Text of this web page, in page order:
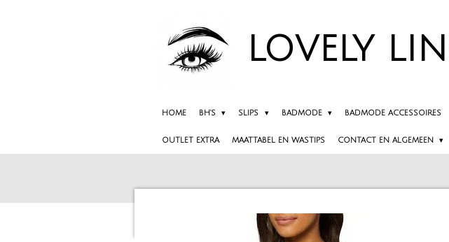
LOVELY
HOME BH'S SLIPS BADMODE BADMODE ACCESSOIRES
OUTLET EXTRA MAATTABEL EN WASTIPS CONTACT EN ALGEMEEN